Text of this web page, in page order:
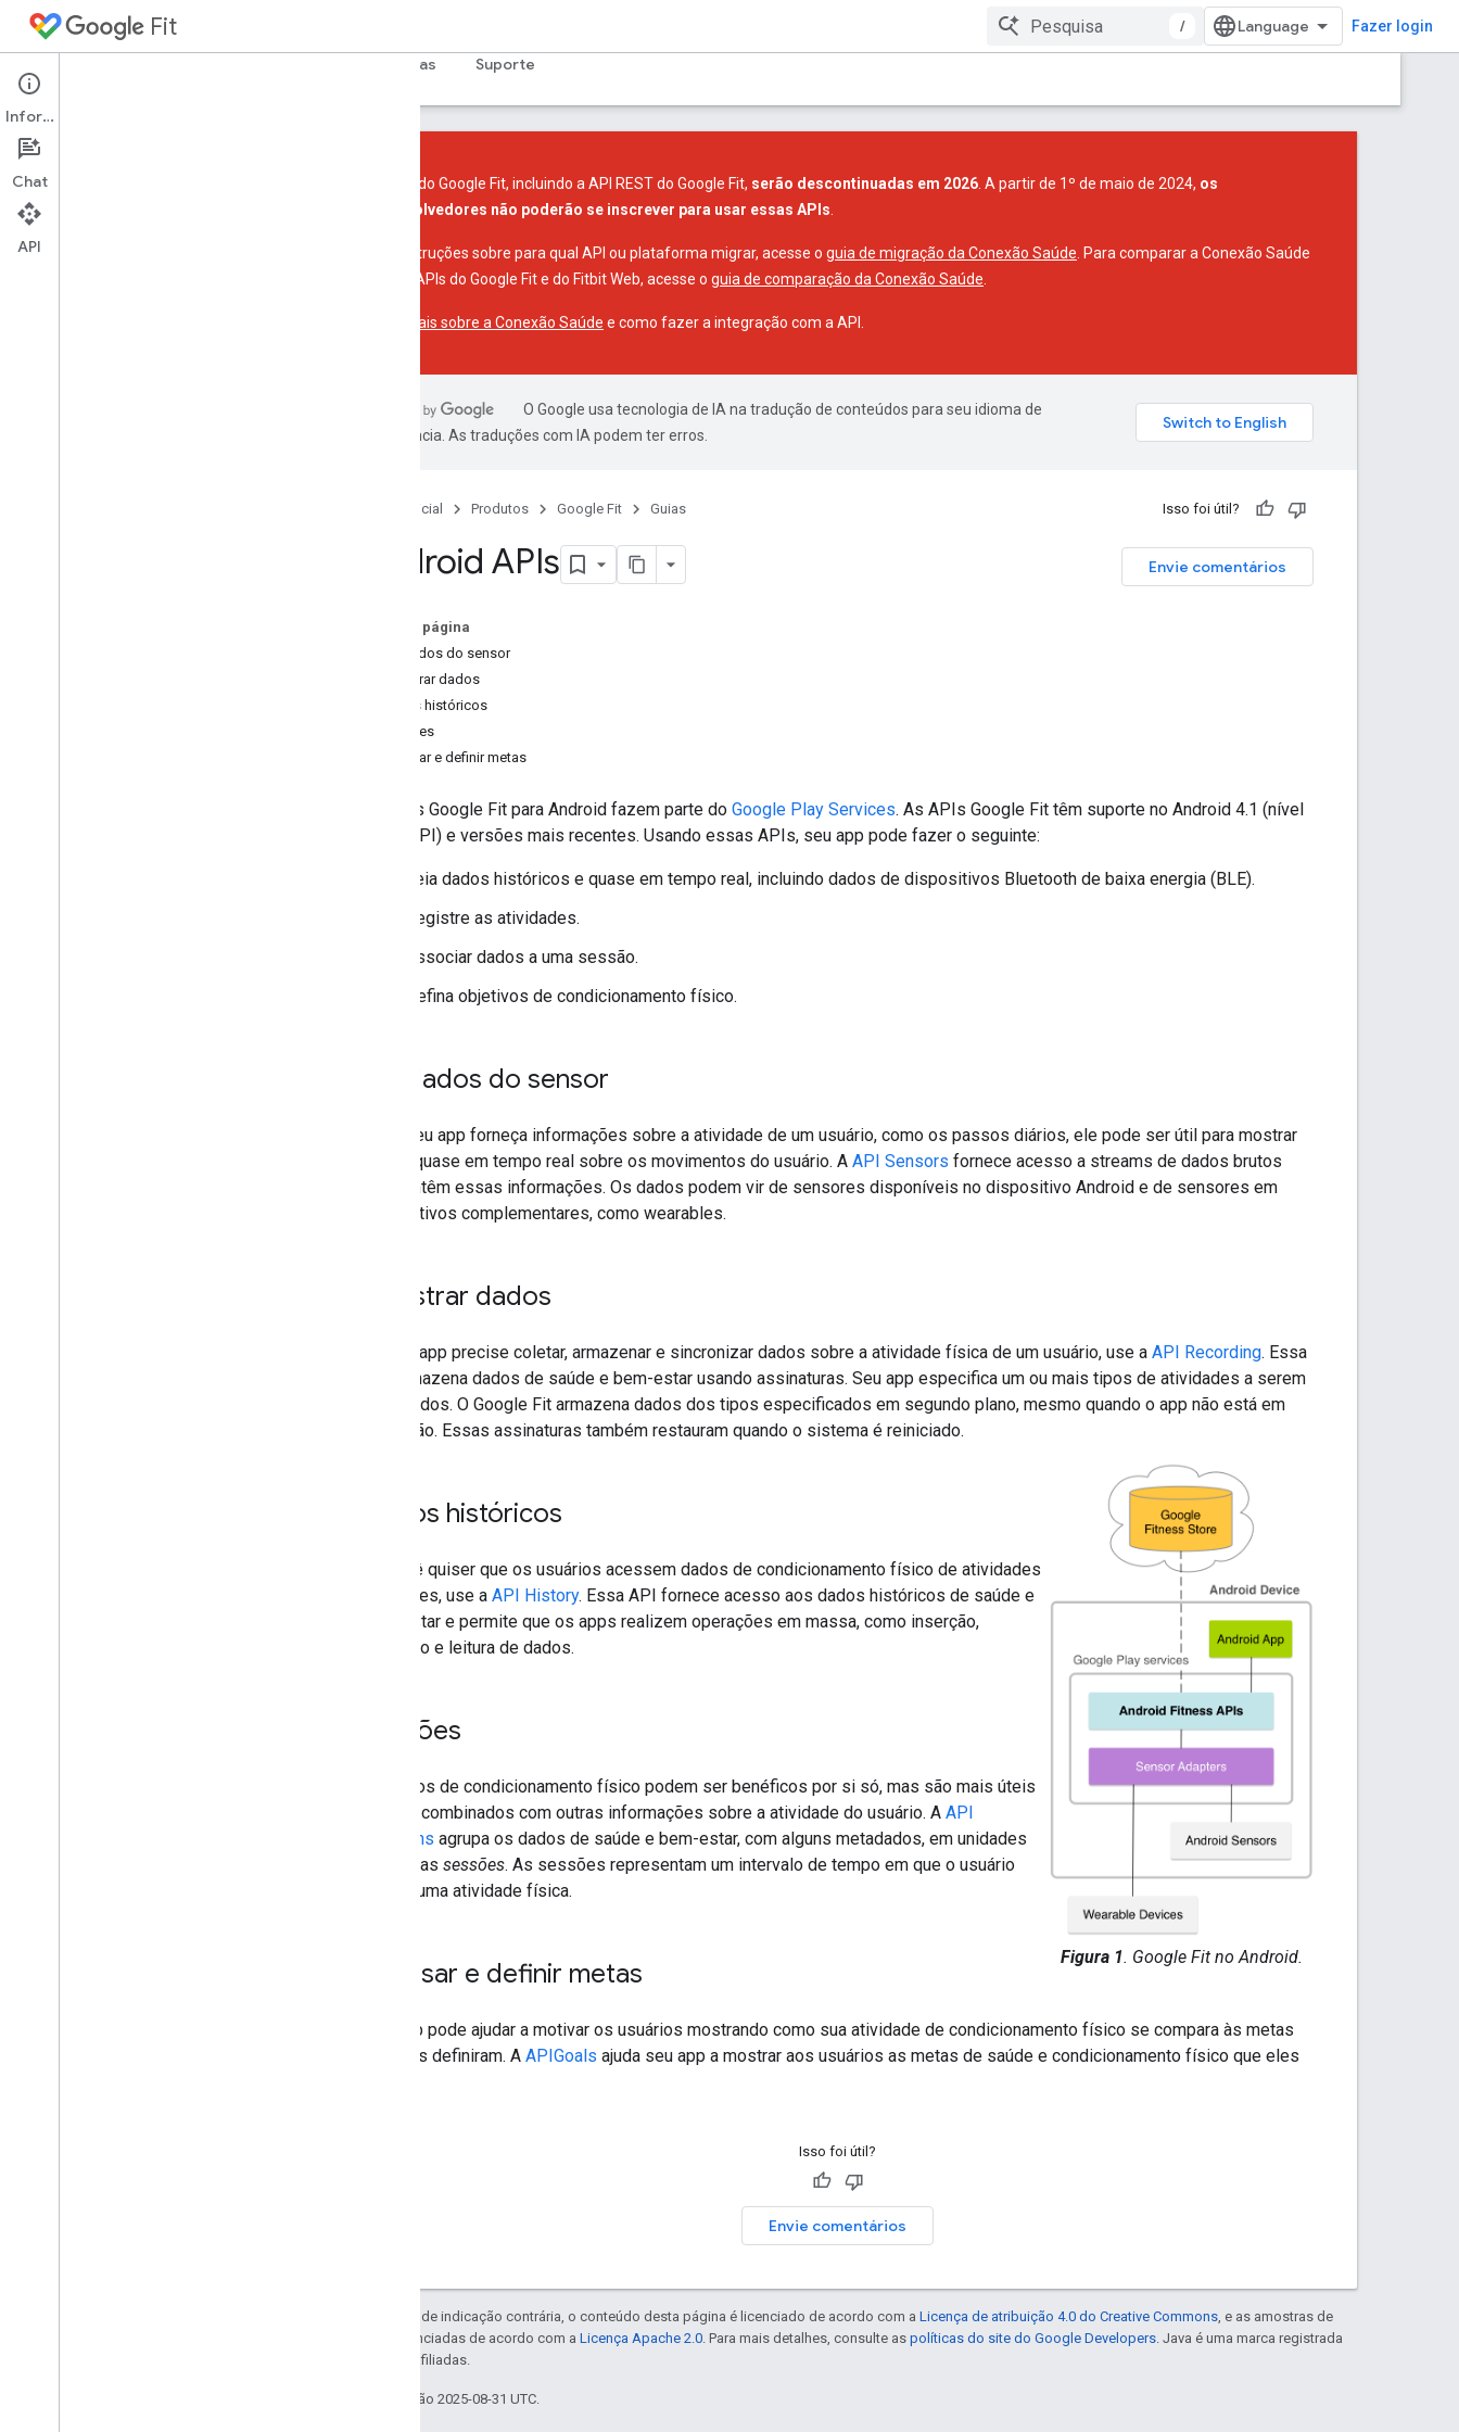
Fit / Fazer login
Amostras Suporte
Introdução
Visão geral da plataforma
As APIs do Google Fit, incluindo a API REST do Google Fit, serão descontinuadas em 2026 . A partir de 1º de maio de 2024, os
desenvolvedores não poderão se inscrever para usar essas APIs
Para instruções sobre para qual API ou plataforma migrar, acesse o guia de migração da Conexão Saúde . Para comparar a Conexão Saúde
com as APIs do Google Fit e do Fitbit Web, acesse o guia de comparação da Conexão Saúde
Saiba mais sobre a Conexão Saúde e como fazer a integração com a API.
O Google usa tecnologia de IA na tradução de conteúdos para seu idioma de
preferência. As traduções com IA podem ter erros.
Página inicial Produtos Google Fit Guias Isso foi útil?
Envie comentários
Android APIs
Nesta página
Ler dados do sensor
Registrar dados
Dados históricos
Sessões
Acessar e definir metas
As APIs Google Fit para Android fazem parte do Google Play Services. As APIs Google Fit têm suporte no Android 4.1 (nível
16 da API) e versões mais recentes. Usando essas APIs, seu app pode fazer o seguinte:
Leia dados históricos e quase em tempo real, incluindo dados de dispositivos Bluetooth de baixa energia (BLE).
Registre as atividades.
Associar dados a uma sessão.
Defina objetivos de condicionamento físico.
Ler dados do sensor
Caso seu app forneça informações sobre a atividade de um usuário, como os passos diários, ele pode ser útil para mostrar
dados quase em tempo real sobre os movimentos do usuário. A API Sensors fornece acesso a streams de dados brutos
que contêm essas informações. Os dados podem vir de sensores disponíveis no dispositivo Android e de sensores em
dispositivos complementares, como wearables.
Registrar dados
Caso o app precise coletar, armazenar e sincronizar dados sobre a atividade física de um usuário, use a API Recording. Essa
API armazena dados de saúde e bem-estar usando assinaturas. Seu app especifica um ou mais tipos de atividades a serem
registrados. O Google Fit armazena dados dos tipos especificados em segundo plano, mesmo quando o app não está em
execução. Essas assinaturas também restauram quando o sistema é reiniciado.
Figura 1. Google Fit no Android.
Dados históricos
Se você quiser que os usuários acessem dados de condicionamento físico de atividades
anteriores, use a API History. Essa API fornece acesso aos dados históricos de saúde e
bem-estar e permite que os apps realizem operações em massa, como inserção,
exclusão e leitura de dados.
Sessões
Os dados de condicionamento físico podem ser benéficos por si só, mas são mais úteis
quando combinados com outras informações sobre a atividade do usuário. A API
Sessions agrupa os dados de saúde e bem-estar, com alguns metadados, em unidades
chamadas sessões. As sessões representam um intervalo de tempo em que o usuário
realiza uma atividade física.
Acessar e definir metas
Seu app pode ajudar a motivar os usuários mostrando como sua atividade de condicionamento físico se compara às metas
que eles definiram. A APIGoals ajuda seu app a mostrar aos usuários as metas de saúde e condicionamento físico que eles
Isso foi útil?
Envie comentários
Exceto em caso de indicação contrária, o conteúdo desta página é licenciado de acordo com a Licença de atribuição 4.0 do Creative Commons , e as amostras de
código são licenciadas de acordo com a Licença Apache 2.0 . Para mais detalhes, consulte as políticas do site do Google Developers . Java é uma marca registrada
da Oracle e/ou afiliadas.
Última atualização 2025-08-31 UTC.
Informações
Chat
API